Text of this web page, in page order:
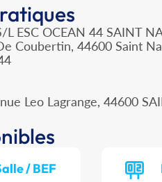
L ESC OCEAN 44 SAINT
Coubertin, 44600 Saint
Leo Lagrange, 44600
/ BEF